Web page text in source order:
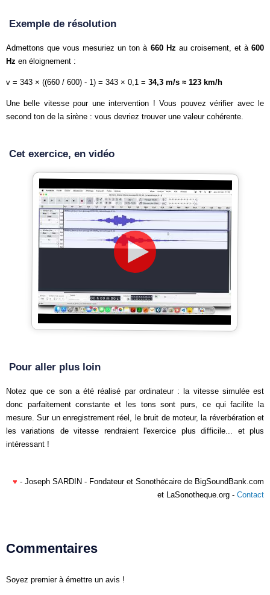
Exemple de résolution
Admettons que vous mesuriez un ton à 660 Hz au croisement, et à600
Hz en éloignement :
v = 343 × ((660 / 600) - 1) = 343 × 0,1 = 34,3 m/s ≈ 123 km/h
Une belle vitesse pour une intervention ! Vous pouvez vérifier avec le
second ton de la sirène : vous devriez trouver une valeur cohérente.
Cet exercice, en vidéo
Pour aller plus loin
Notez que ce son a été réalisé par ordinateur : la vitesse simulée est
donc parfaitement constante et les tons sont purs, ce qui facilite la
mesure. Sur un enregistrement réel, le bruit de moteur, la réverbération et
les variations de vitesse rendraient l'exercice plus difficile... et plus
intéressant !
♥ - Joseph SARDIN - Fondateur et Sonothécaire de BigSoundBank.com
et LaSonotheque.org - Contact
Commentaires
Soyez premier à émettre un avis !